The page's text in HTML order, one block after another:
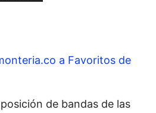
a Favoritos de
de bandas de las